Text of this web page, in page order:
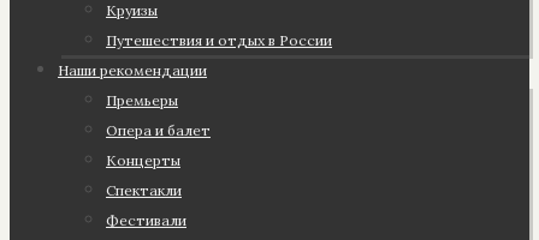
Круизы
Путешествия и отдых в России
Наши рекомендации
Премьеры
Опера и балет
Концерты
Спектакли
Фестивали